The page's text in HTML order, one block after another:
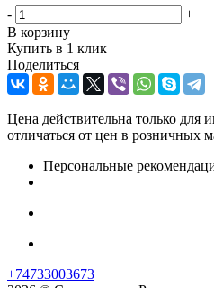
-
+
В корзину
Купить в 1 клик
Поделиться
Цена действительна только для
отличаться от цен в розничных
Персональные
+74733003673